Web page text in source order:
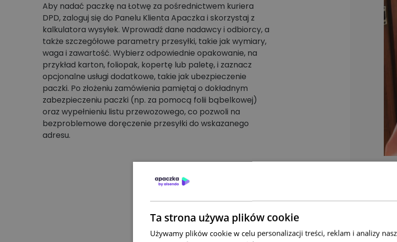
Aby nadać paczkę na Łotwę za pośrednictwem kuriera
DPD, zaloguj się do Panelu Klienta Apaczka i skorzystaj z
kalkulatora wysyłek. Wprowadź dane nadawcy i odbiorcy, a
także szczegółowe parametry przesyłki, takie jak wymiary,
waga i zawartość. Wybierz odpowiednie opakowanie, na
przykład karton, foliopak, kopertę lub paletę, i zaznacz
opcjonalne usługi dodatkowe, takie jak ubezpieczenie
paczki. Po złożeniu zamówienia pamiętaj o dokładnym
zabezpieczeniu paczki (np. za pomocą folii bąbelkowej)
oraz wypełnieniu listu przewozowego, co pozwoli na
bezproblemowe doręczenie przesyłki do wskazanego
adresu.
Ta strona używa plików cookie
Używamy plików cookie w celu personalizacji treści, reklam i analizy